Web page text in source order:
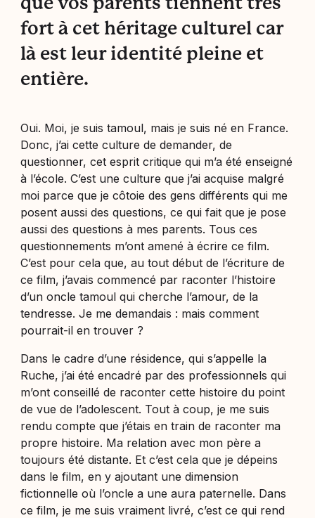
fort à cet héritage culturel car
là est leur identité pleine et
entière.
Oui. Moi, je suis tamoul, mais je suis né en France.
Donc, j’ai cette culture de demander, de
questionner, cet esprit critique qui m’a été enseigné
à l’école. C’est une culture que j’ai acquise malgré
moi parce que je côtoie des gens différents qui me
posent aussi des questions, ce qui fait que je pose
aussi des questions à mes parents. Tous ces
questionnements m’ont amené à écrire ce film.
C’est pour cela que, au tout début de l’écriture de
ce film, j’avais commencé par raconter l’histoire
d’un oncle tamoul qui cherche l’amour, de la
tendresse. Je me demandais : mais comment
pourrait-il en trouver ?
Dans le cadre d’une résidence, qui s’appelle la
Ruche, j’ai été encadré par des professionnels qui
m’ont conseillé de raconter cette histoire du point
de vue de l’adolescent. Tout à coup, je me suis
rendu compte que j’étais en train de raconter ma
propre histoire. Ma relation avec mon père a
toujours été distante. Et c’est cela que je dépeins
dans le film, en y ajoutant une dimension
fictionnelle où l’oncle a une aura paternelle. Dans
ce film, je me suis vraiment livré, c’est ce qui rend